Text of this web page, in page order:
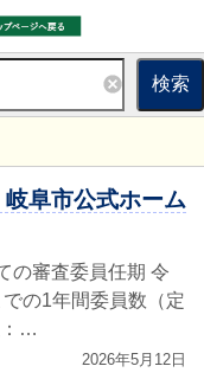
検索
阜市公式ホーム
の審査委員任期 令
の1年間委員数（定
：…
2026年5月12日